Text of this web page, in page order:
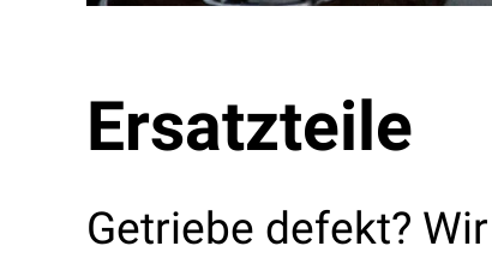
Ersatzteile
Getriebe defekt?